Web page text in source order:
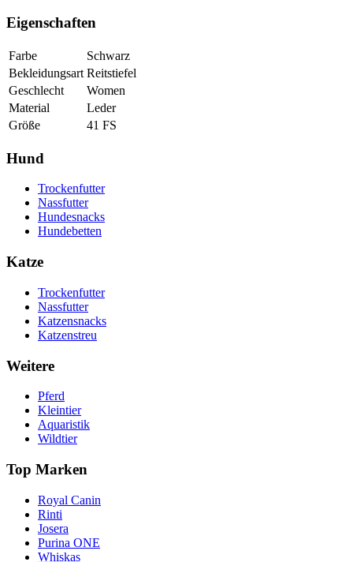
Eigenschaften
Farbe
Schwarz
Bekleidungsart Reitstiefel
Geschlecht
Women
Material
Leder
Größe
41 FS
Hund
Trockenfutter
Nassfutter
Hundesnacks
Hundebetten
Katze
Trockenfutter
Nassfutter
Katzensnacks
Katzenstreu
Weitere
Pferd
Kleintier
Aquaristik
Wildtier
Top Marken
Royal Canin
Rinti
Josera
Purina ONE
Whiskas